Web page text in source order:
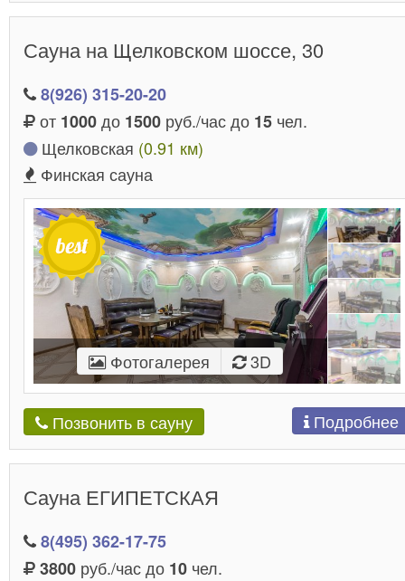
Сауна на Щелковском шоссе, 30
8(926) 315-20-20
от 1000до 1500 руб./час до 15 чел.
Щелковская (0.91 км)
Финская сауна
Фотогалерея 3D
Позвонить в сауну Подробнее
Сауна ЕГИПЕТСКАЯ
8(495) 362-17-75
3800 руб./час до 10 чел.